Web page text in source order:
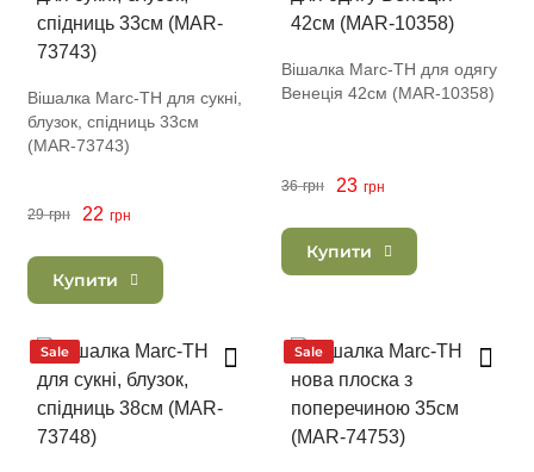
Вішалка Marc-TH для сукні,
блузок, спідниць 33см
(MAR-73743)
29 грн 22 грн
Купити
Вішалка Marc-TH для одягу
Венеція 42см (MAR-10358)
36 грн 23 грн
Купити
Sale Sale